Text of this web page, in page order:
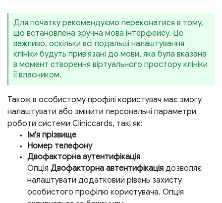
Для початку рекомендуємо переконатися в тому,
що встановлена зручна мова інтерфейсу. Це
важливо, оскільки всі подальші налаштування
клініки будуть прив'язані до мови, яка була вказана
в момент створення віртуального простору клініки
її власником.
Також в особистому профілі користувач має змогу
налаштувати або змінити персональні параметри
роботи системи Cliniccards, такі як:
Ім'я прізвище
Номер телефону
Двофакторна аутентифікація
Опція Двофакторна автентифікація дозволяє
налаштувати додатковий рівень захисту
особистого профілю користувача. Опція